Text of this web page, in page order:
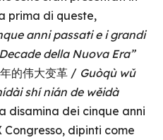
prima di queste,
anni passati e i grandi
della Nuova Era”
的伟大变革 / Guòqù wǔ
shí nián de wěidà
disamina dei cinque anni
dipinti come